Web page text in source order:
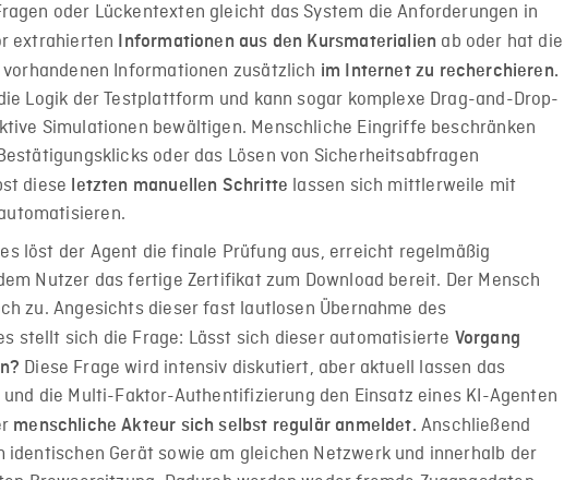
oder Lückentexten gleicht das System die Anforderungen in
extrahierten
Informationen aus den Kursmaterialien ab oder hat die
Informationen zusätzlich im Internet zu recherchieren.
Logik der Testplattform und kann sogar komplexe Drag-and-Drop-
Simulationen bewältigen. Menschliche Eingriffe beschränken
oder das Lösen von Sicherheitsabfragen
diese
letzten manuellen Schritte lassen sich mittlerweile mit
löst der Agent die finale Prüfung aus, erreicht regelmäßig
Nutzer das fertige Zertifikat zum Download bereit. Der Mensch
zu. Angesichts dieser fast lautlosen Übernahme des
stellt sich die Frage: Lässt sich dieser automatisierte Vorgang
Diese Frage wird intensiv diskutiert, aber aktuell lassen das
die Multi-Faktor-Authentifizierung den Einsatz eines KI-Agenten
menschliche Akteur sich selbst regulär anmeldet. Anschließend
identischen Gerät sowie am gleichen Netzwerk und innerhalb der